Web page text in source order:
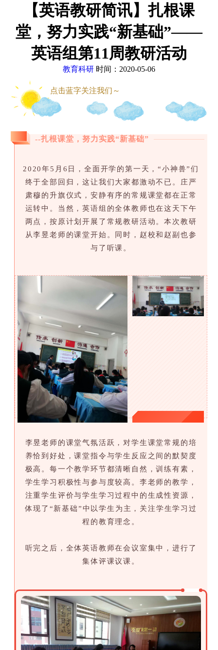
【英语教研简讯】扎根课
堂，努力实践“新基础”——
英语组第11周教研活动
教育科研 时间：2020-05-06
点击蓝字关注我们～
--扎根课堂，努力实践“新基础”
2020年5月6日，全面开学的第一天，“小神兽”们
终于全部回归，这让我们大家都激动不已。庄严
肃穆的升旗仪式，安静有序的常规课堂都在正常
运转中。当然，英语组的全体教师也在这天下午
两点，按原计划开展了常规教研活动。本次教研
从李昱老师的课堂开始。同时，赵校和赵副也参
与了听课。
_
李昱老师的课堂气氛活跃，对学生课堂常规的培
养恰到好处，课堂指令与学生反应之间的默契度
极高。每一个教学环节都清晰自然，训练有素，
学生学习积极性与参与度较高。李老师的教学，
注重学生评价与学生学习过程中的生成性资源，
体现了“新基础”中以学生为主，关注学生学习过
程的教育理念。
听完之后，全体英语教师在会议室集中，进行了
集体评课议课。